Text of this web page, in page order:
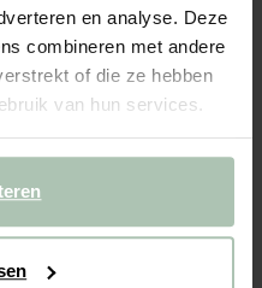
en analyse. Deze
combineren met andere
of die ze hebben
van hun services.